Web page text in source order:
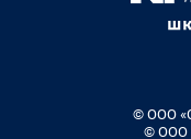
© ООО
© ООО